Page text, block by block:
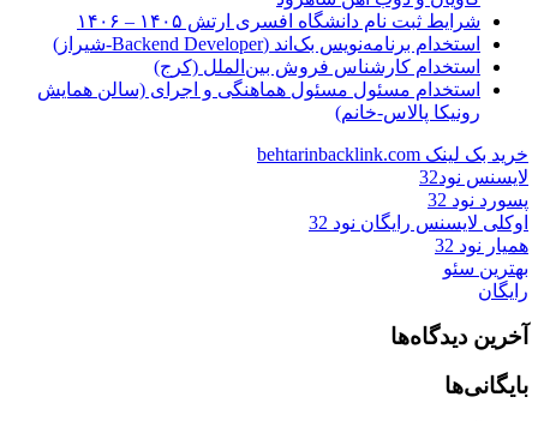
شرایط ثبت نام دانشگاه افسری ارتش ۱۴۰۵ – ۱۴۰۶
استخدام برنامه‌نویس بک‌اند (Backend Developer-شیراز)
استخدام کارشناس فروش بین‌الملل (کرج)
استخدام مسئول مسئول هماهنگی و اجرای (سالن همایش
رونیکا پالاس-خانم)
خرید بک لینک behtarinbacklink.com
لایسنس نود32
پسورد نود 32
اوکلی لایسنس رایگان نود 32
همیار نود 32
بهترین سئو
رایگان
آخرین دیدگاه‌ها
بایگانی‌ها